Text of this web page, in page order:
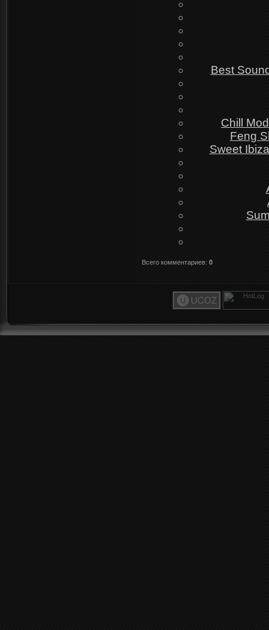
Best
Chill
Feng
Sweet
Всего комментариев: 0